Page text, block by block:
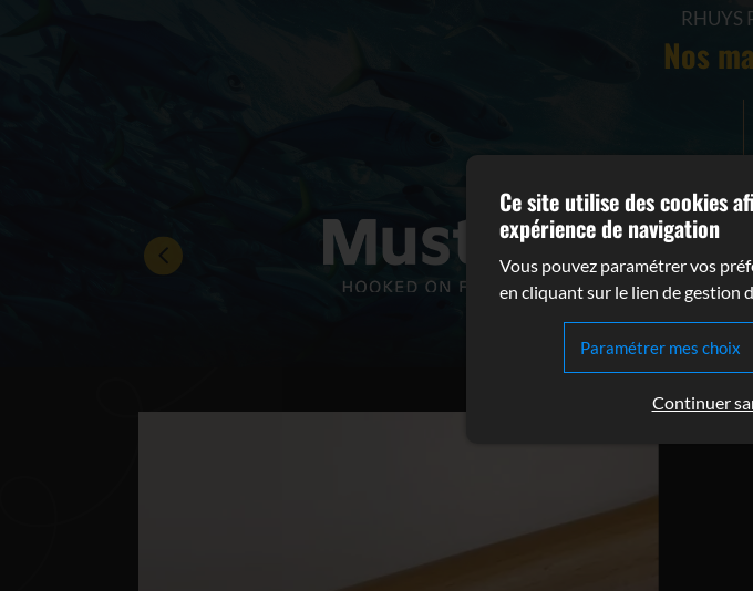
RHUYS
Nos
Ce site utilise des cookies
expérience de navigation
Vous pouvez paramétrer vos
en cliquant sur le lien de gestion
Paramétrer mes choix
Continuer